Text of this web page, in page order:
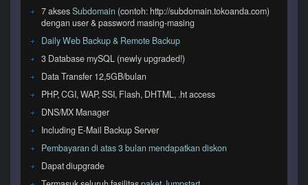
7 aksesSubdomain (contoh: http://subdomain.tokoanda.com)
dengan user & password masing-masing
Daily Web Backup & Remote Backup
3 Database mySQL (newly upgraded!)
Data Transfer 12,5GB/bulan
PHP, CGI, WAP, SSI, Flash, DHTML, .ht access
DNS/MX Manager
Including E-Mail Backup Server
Pembayaran di atas 3 bulan mendapatkan diskon
Dapat diupgrade